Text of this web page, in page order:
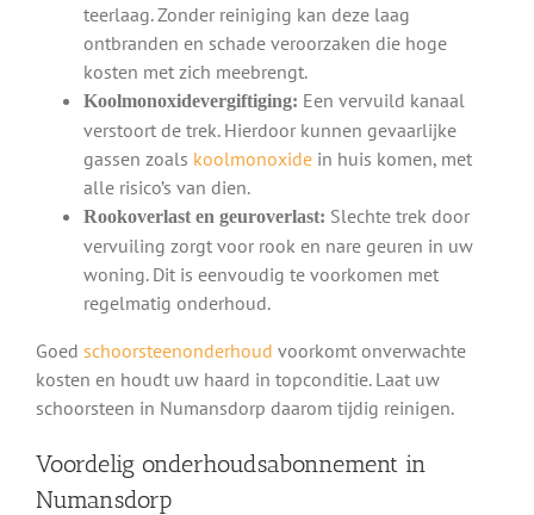
teerlaag. Zonder reiniging kan deze laag
ontbranden en schade veroorzaken die hoge
kosten met zich meebrengt.
Koolmonoxidevergiftiging: Een vervuild kanaal
verstoort de trek. Hierdoor kunnen gevaarlijke
gassen zoals koolmonoxidein huis komen, met
alle risico’s van dien.
Rookoverlast en geuroverlast: Slechte trek door
vervuiling zorgt voor rook en nare geuren in uw
woning. Dit is eenvoudig te voorkomen met
regelmatig onderhoud.
Goed schoorsteenonderhoud voorkomt onverwachte
kosten en houdt uw haard in topconditie. Laat uw
schoorsteen in Numansdorp daarom tijdig reinigen.
Voordelig onderhoudsabonnement in
Numansdorp